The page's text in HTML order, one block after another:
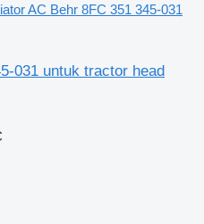
AC Behr 8FC 351 345-031
031 untuk tractor head